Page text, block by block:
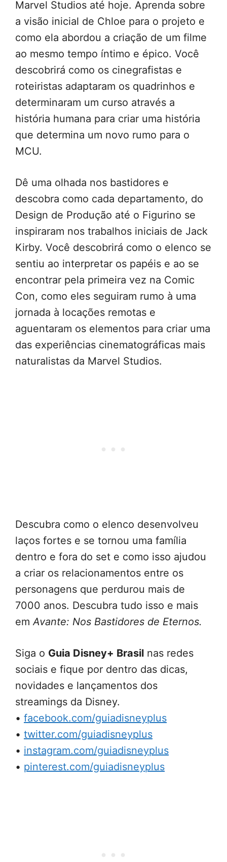
Marvel Studios até hoje. Aprenda sobre
a visão inicial de Chloe para o projeto e
como ela abordou a criação de um filme
ao mesmo tempo íntimo e épico. Você
descobrirá como os cinegrafistas e
roteiristas adaptaram os quadrinhos e
determinaram um curso através a
história humana para criar uma história
que determina um novo rumo para o
MCU.
Dê uma olhada nos bastidores e
descobra como cada departamento, do
Design de Produção até o Figurino se
inspiraram nos trabalhos iniciais de Jack
Kirby. Você descobrirá como o elenco se
sentiu ao interpretar os papéis e ao se
encontrar pela primeira vez na Comic
Con, como eles seguiram rumo à uma
jornada à locações remotas e
aguentaram os elementos para criar uma
das experiências cinematográficas mais
naturalistas da Marvel Studios.
Descubra como o elenco desenvolveu
laços fortes e se tornou uma família
dentro e fora do set e como isso ajudou
a criar os relacionamentos entre os
personagens que perdurou mais de
7000 anos. Descubra tudo isso e mais
emAvante: Nos Bastidores de Eternos.
Siga o Guia Disney+ Brasil nas redes
sociais e fique por dentro das dicas,
novidades e lançamentos dos
streamings da Disney.
• facebook.com/guiadisneyplus
• twitter.com/guiadisneyplus
• instagram.com/guiadisneyplus
• pinterest.com/guiadisneyplus